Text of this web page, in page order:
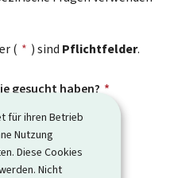
für ihren Betrieb
Nutzung
Diese Cookies
Nicht
( * ) sind Pflichtfelder.
gesucht haben? *